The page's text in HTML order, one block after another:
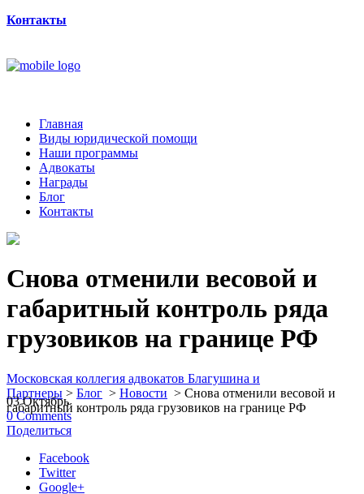
Контакты
Главная
Виды юридической помощи
Наши программы
Адвокаты
Награды
Блог
Контакты
Снова отменили весовой и
габаритный контроль ряда
грузовиков на границе РФ
Московская коллегия адвокатов Благушина и
Партнеры > Блог > Новости > Снова отменили весовой и
габаритный контроль ряда грузовиков на границе РФ
03 Октябрь
0 Comments
Поделиться
Facebook
Twitter
Google+